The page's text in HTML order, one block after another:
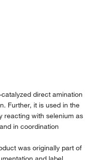
direct amination
Further, it is used in the
reacting with selenium as
in coordination
was originally part of
and label